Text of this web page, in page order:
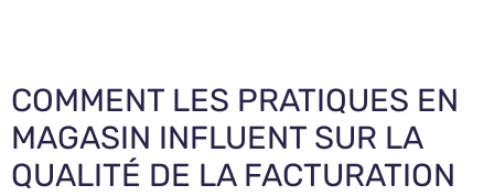
COMMENT LES PRATIQUES EN
MAGASIN INFLUENT SUR LA
QUALITÉ DE LA FACTURATION